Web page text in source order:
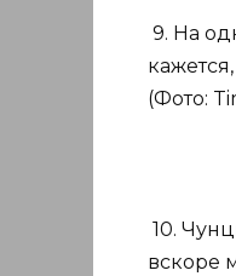
9. На
(Фото:
10.
вскоре